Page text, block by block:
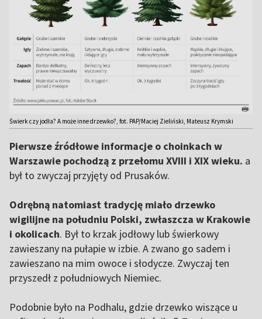
Świerk czy jodła? A może inne drzewko?, fot. PAP/Maciej Zieliński, Mateusz Krymski
Pierwsze źródłowe informacje o choinkach w
Warszawie pochodzą z przełomu XVIII i XIX wieku. a
był to zwyczaj przyjęty od Prusaków.
Odrębną natomiast tradycję miało drzewko
wigilijne na południu Polski, zwłaszcza w Krakowie
i okolicach. Był to krzak jodłowy lub świerkowy
zawieszany na pułapie w izbie. A zwano go sadem i
zawieszano na mim owoce i słodycze. Zwyczaj ten
przyszedł z południowych Niemiec.
Podobnie było na Podhalu, gdzie drzewko wiszące u